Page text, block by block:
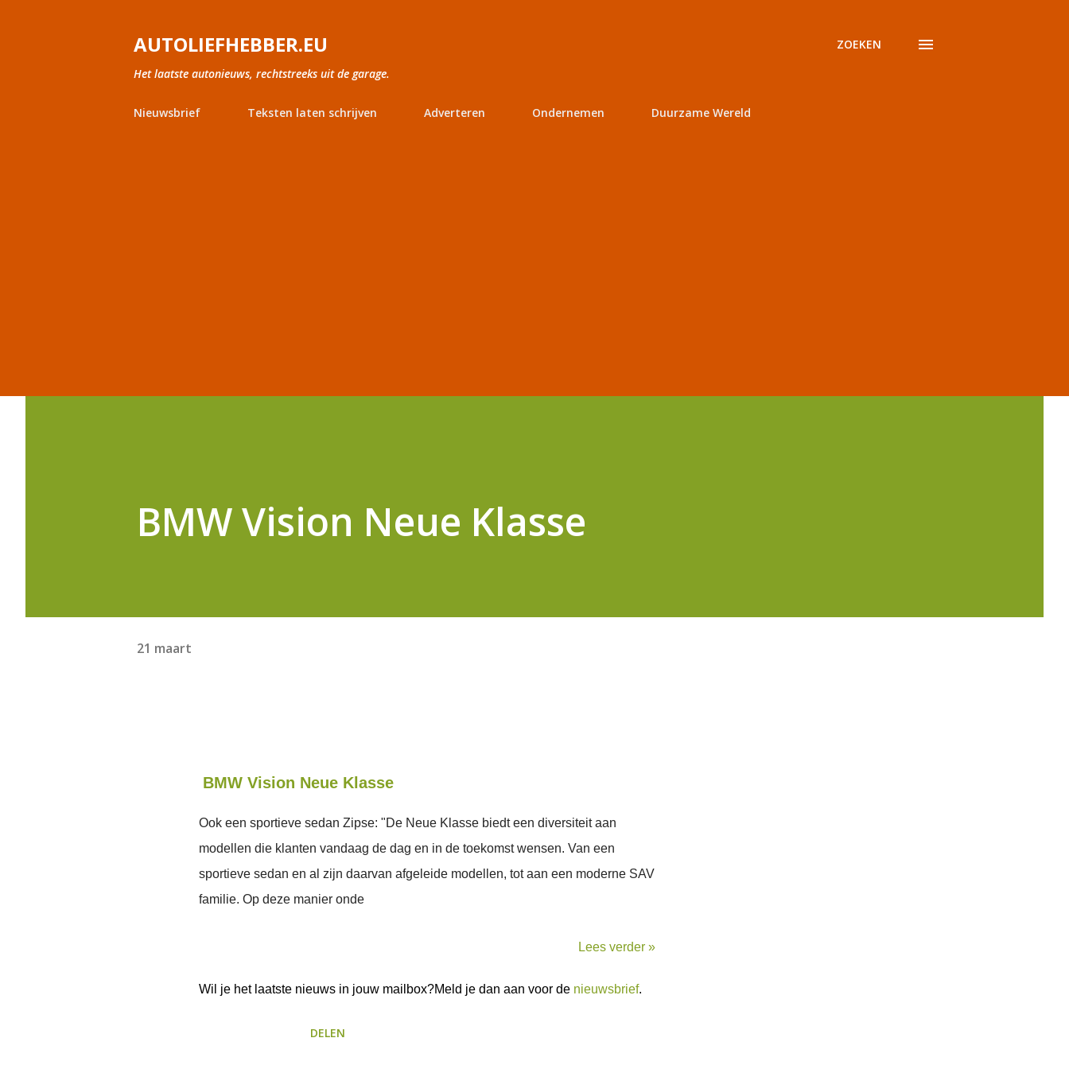
AUTOLIEFHEBBER.EU
Het laatste autonieuws, rechtstreeks uit de garage.
ZOEKEN
Nieuwsbrief Teksten laten schrijven Adverteren Ondernemen Duurzame Wereld
BMW Vision Neue Klasse
21 maart
BMW Vision Neue Klasse
Ook een sportieve sedan Zipse: "De Neue Klasse biedt een diversiteit aan
modellen die klanten vandaag de dag en in de toekomst wensen. Van een
sportieve sedan en al zijn daarvan afgeleide modellen, tot aan een moderne SAV
familie. Op deze manier onde
Lees verder »
Wil je het laatste nieuws in jouw mailbox?Meld je dan aan voor de nieuwsbrief.
DELEN